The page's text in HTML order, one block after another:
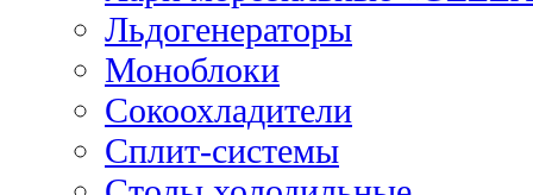
Льдогенераторы
Моноблоки
Сокоохладители
Сплит-системы